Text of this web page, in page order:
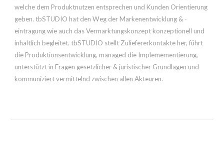
welche dem Produktnutzen entsprechen und Kunden Orientierung
geben. tbSTUDIO hat den Weg der Markenentwicklung & -
eintragung wie auch das Vermarktungskonzept konzeptionell und
inhaltlich begleitet. tbSTUDIO stellt Zuliefererkontakte her, führt
die Produktionsentwicklung, managed die Implemementierung,
unterstützt in Fragen gesetzlicher & juristischer Grundlagen und
kommuniziert vermittelnd zwischen allen Akteuren.